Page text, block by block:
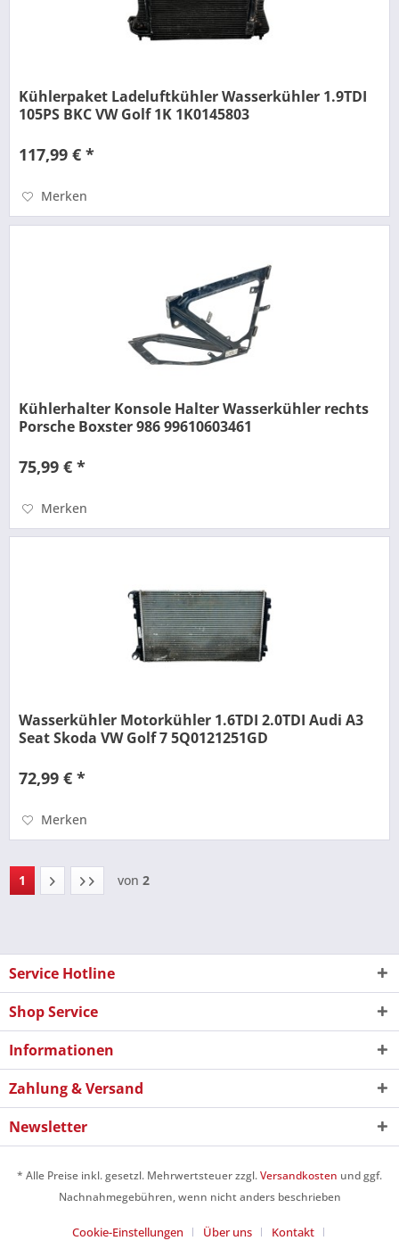
Kühlerpaket Ladeluftkühler Wasserkühler 1.9TDI
105PS BKC VW Golf 1K 1K0145803
117,99 € *
Merken
Kühlerhalter Konsole Halter Wasserkühler rechts
Porsche Boxster 986 99610603461
75,99 € *
Merken
Wasserkühler Motorkühler 1.6TDI 2.0TDI Audi A3
Seat Skoda VW Golf 7 5Q0121251GD
72,99 € *
Merken
1 von 2
Service Hotline
Shop Service
Informationen
Zahlung & Versand
Newsletter
* Alle Preise inkl. gesetzl. Mehrwertsteuer zzgl.Versandkosten und ggf.
Nachnahmegebühren, wenn nicht anders beschrieben
Cookie-Einstellungen Über uns Kontakt